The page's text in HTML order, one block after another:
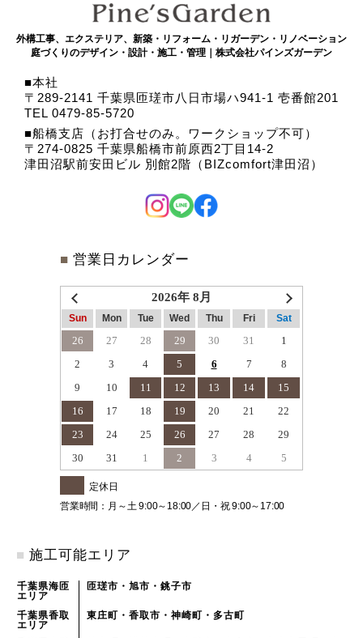
外構工事、エクステリア、新築・リフォーム・リガーデン・リノベーション
庭づくりのデザイン・設計・施工・管理｜株式会社パインズガーデン
本社
〒289-2141 千葉県匝瑳市八日市場ハ941-1 壱番館201
TEL 0479-85-5720
船橋支店（お打合せのみ。ワークショップ不可）
〒274-0825 千葉県船橋市前原西2丁目14-2
津田沼駅前安田ビル 別館2階（BIZcomfort津田沼）
■ 営業日カレンダー
2026年 8月
Sun Mon Tue Wed Thu Fri Sat
26 27 28 29 30 31
1
2
3 4 5 6 7
8
9
10 11 12 13 14
15
16
17 18 19 20 21
22
23
24 25 26 27 28
29
30
31 1 2 3 4 5
定休日
営業時間：月～土 9:00～18:00／日・祝 9:00～17:00
■ 施工可能エリア
千葉県海匝
エリア
匝瑳市・旭市・銚子市
千葉県香取
エリア
東庄町・香取市・神崎町・多古町